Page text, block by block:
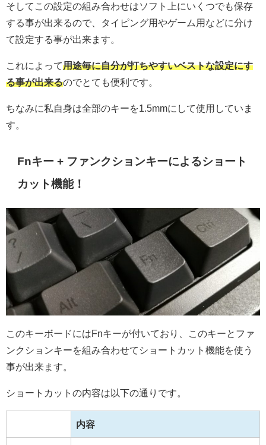
そしてこの設定の組み合わせはソフト上にいくつでも保存
する事が出来るので、タイピング用やゲーム用などに分け
て設定する事が出来ます。
これによって用途毎に自分が打ちやすいベストな設定にす
る事が出来るのでとても便利です。
ちなみに私自身は全部のキーを1.5mmにして使用していま
す。
Fnキー + ファンクションキーによるショート
カット機能！
このキーボードにはFnキーが付いており、このキーとファ
ンクションキーを組み合わせてショートカット機能を使う
事が出来ます。
ショートカットの内容は以下の通りです。
内容